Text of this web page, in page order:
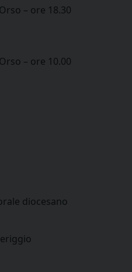
– ore 18.30
– ore 10.00
diocesano